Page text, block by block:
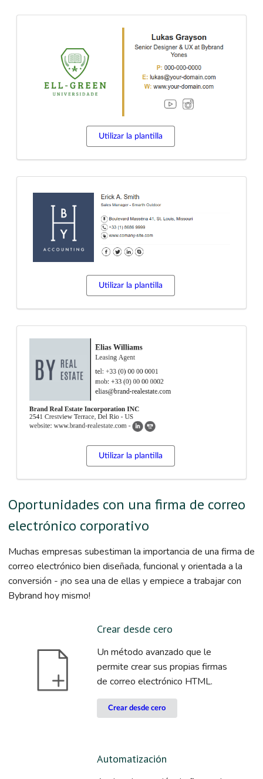
Utilizar la plantilla
Utilizar la plantilla
Utilizar la plantilla
Oportunidades con una firma de correo
electrónico corporativo
Muchas empresas subestiman la importancia de una firma de
correo electrónico bien diseñada, funcional y orientada a la
conversión - ¡no sea una de ellas y empiece a trabajar con
Bybrand hoy mismo!
Crear desde cero
Un método avanzado que le
permite crear sus propias firmas
de correo electrónico HTML.
Crear desde cero
Automatización